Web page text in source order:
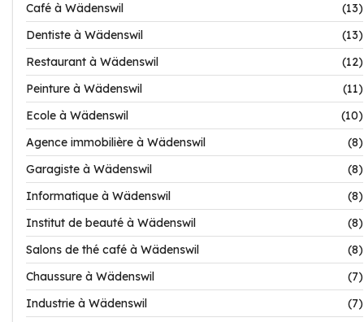
Café à Wädenswil
(13)
Dentiste à Wädenswil
(13)
Restaurant à Wädenswil
(12)
Peinture à Wädenswil
(11)
Ecole à Wädenswil
(10)
Agence immobilière à Wädenswil
(8)
Garagiste à Wädenswil
(8)
Informatique à Wädenswil
(8)
Institut de beauté à Wädenswil
(8)
Salons de thé café à Wädenswil
(8)
Chaussure à Wädenswil
(7)
Industrie à Wädenswil
(7)